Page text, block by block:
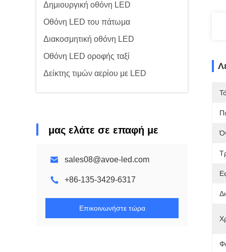
Δημιουργική οθόνη LED
Οθόνη LED του πάτωμα
Διακοσμητική οθόνη LED
Οθόνη LED οροφής ταξί
Δείκτης τιμών αερίου με LED
μας ελάτε σε επαφή με
sales08@avoe-led.com
+86-135-3429-6317
Επικοινωνήστε τώρα